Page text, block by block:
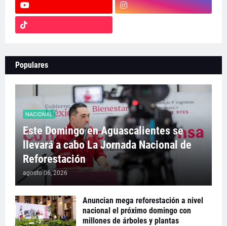
Populares
NACIONAL
Este Domingo en Aguascalientes se
llevará a cabo La Jornada Nacional de
Reforestación
agosto 06, 2026
Anuncian mega reforestación a nivel
nacional el próximo domingo con
millones de árboles y plantas